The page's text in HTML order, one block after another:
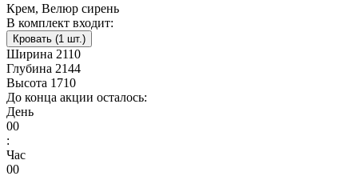
Крем, Велюр сирень
В комплект входит:
Кровать (1 шт.)
Ширина 2110
Глубина 2144
Высота 1710
До конца акции осталось:
День
00
:
Час
00